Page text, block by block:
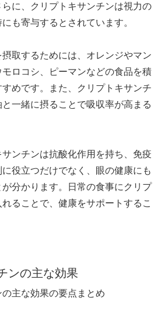
に、クリプトキサンチンは視力の
も寄与するとされています。
取するためには、オレンジやマン
ロコシ、ピーマンなどの食品を積
めです。また、クリプトキサンチ
一緒に摂ることで吸収率が高まる
ンチンは抗酸化作用を持ち、免疫
役立つだけでなく、眼の健康にも
分かります。日常の食事にクリプ
ることで、健康をサポートするこ
ンの主な効果